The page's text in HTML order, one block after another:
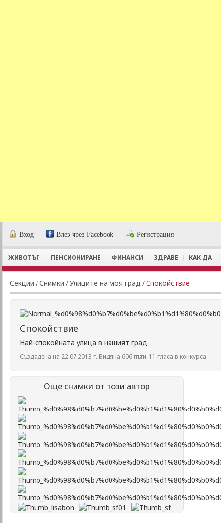
Вход Влез чрез Facebook Регистрация
ЖИВОТЪТ ПЕНСИОНИРАНЕ ФИНАНСИ ЗДРАВЕ КАК ДА
Секции /Снимки /Улиците на моя град /Спокойствие
Спокойствие
Най-спокойната улица в нашият град
Създадена на 22.07.2013 г. Видяна 606 пъти. 11 гласа в конкурса.
Още снимки от този автор